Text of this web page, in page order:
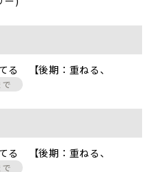
る 【後期：重ねる、
る 【後期：重ねる、